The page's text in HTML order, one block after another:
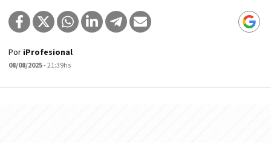
Por iProfesional
08/08/2025- 21:39hs